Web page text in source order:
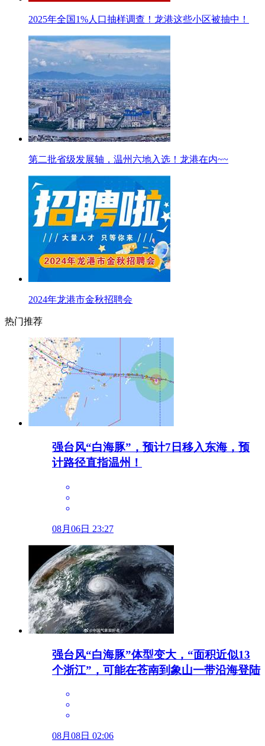
2025年全国1%人口抽样调查！龙港这些小区被抽中！
第二批省级发展轴，温州六地入选！龙港在内~~
2024年龙港市金秋招聘会
热门推荐
强台风“白海豚”，预计7日移入东海，预
计路径直指温州！
08月06日 23:27
强台风“白海豚”体型变大，“面积近似13
个浙江”，可能在苍南到象山一带沿海登陆
08月08日 02:06